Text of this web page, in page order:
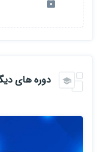
دوره های